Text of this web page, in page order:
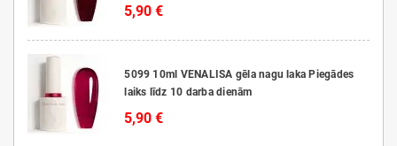
5,90 €
5099 10ml VENALISA gēla nagu laka Piegādes
laiks līdz 10 darba dienām
5,90 €